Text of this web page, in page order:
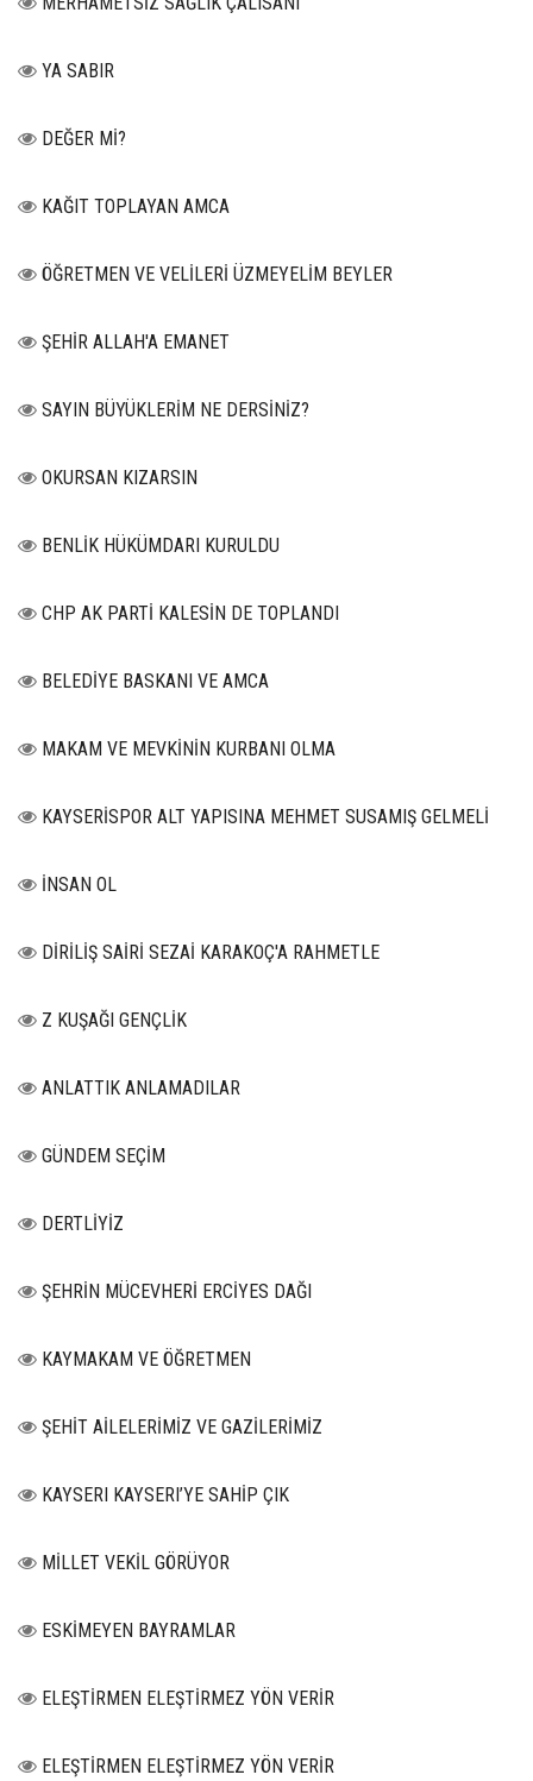
YA SABIR
DEĞER Mİ?
KAĞIT TOPLAYAN AMCA
ÖĞRETMEN VE VELİLERİ ÜZMEYELİM BEYLER
ŞEHİR ALLAH'A EMANET
SAYIN BÜYÜKLERİM NE DERSİNİZ?
OKURSAN KIZARSIN
BENLİK HÜKÜMDARI KURULDU
CHP AK PARTİ KALESİN DE TOPLANDI
BELEDİYE BASKANI VE AMCA
MAKAM VE MEVKİNİN KURBANI OLMA
KAYSERİSPOR ALT YAPISINA MEHMET SUSAMIŞ GELMELİ
İNSAN OL
DİRİLİŞ SAİRİ SEZAİ KARAKOÇ'A RAHMETLE
Z KUŞAĞI GENÇLİK
ANLATTIK ANLAMADILAR
GÜNDEM SEÇİM
DERTLİYİZ
ŞEHRİN MÜCEVHERİ ERCİYES DAĞI
KAYMAKAM VE ÖĞRETMEN
ŞEHİT AİLELERİMİZ VE GAZİLERİMİZ
KAYSERI KAYSERI’YE SAHİP ÇIK
MİLLET VEKİL GÖRÜYOR
ESKİMEYEN BAYRAMLAR
ELEŞTİRMEN ELEŞTİRMEZ YÖN VERİR
ELEŞTİRMEN ELEŞTİRMEZ YÖN VERİR